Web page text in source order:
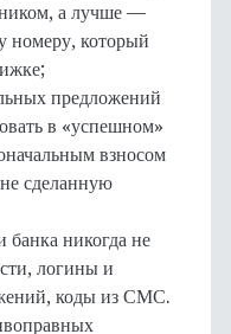
а лучше —
номеру, который
предложений
в «успешном»
взносом
сделанную
банка никогда не
логины и
коды из СМС.